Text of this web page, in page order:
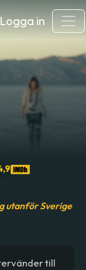
Logga in
utanför Sverige
till